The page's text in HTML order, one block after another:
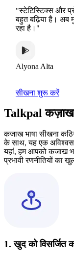
और प्रोग्रेस
बढ़िया है। अब मुझे यह
Alta
सीखना शुरू करें
Talkpal कज़ाख
कजाख भाषा सीखना
के साथ, यह एक
यहां, हम आपको कजाख
प्रभावी रणनीतियों का
1. खुद को विसर्जित